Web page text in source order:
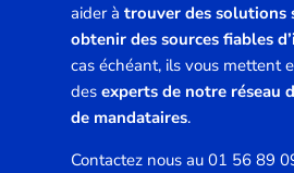
aider à trouver des solutions
obtenir des sources fiables
cas échéant, ils vous mettent
des experts de notre réseau
de mandataires.
Contactez nous au 01 56 89